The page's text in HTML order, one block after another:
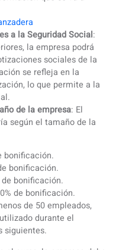
depende de lo cotizado
plantilla media de la
de Liquidación de
Este cálculo se puede
del simulador de
: Una vez calculado el
en la aplicación
Desde allí, se dará
formación que se va a
Lanzadera
a la Seguridad
la empresa
cotizaciones sociales de